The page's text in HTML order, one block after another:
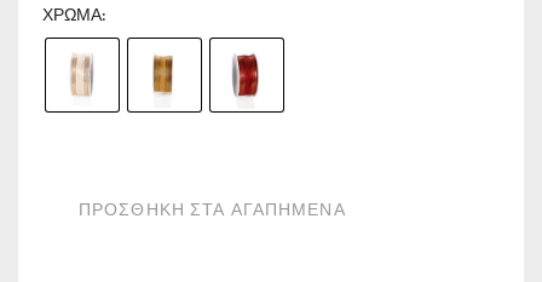
ΧΡΏΜΑ
ΠΡΟΣΘΗΚΗ ΣΤΑ ΑΓΑΠΗΜΕΝΑ